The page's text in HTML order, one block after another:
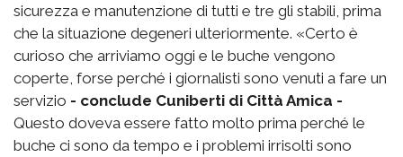
sicurezza e manutenzione di tutti e tre gli stabili, prima
che la situazione degeneri ulteriormente. «Certo è
curioso che arriviamo oggi e le buche vengono
coperte, forse perché i giornalisti sono venuti a fare un
servizio - conclude Cuniberti di Città Amica -
Questo doveva essere fatto molto prima perché le
buche ci sono da tempo e i problemi irrisolti sono